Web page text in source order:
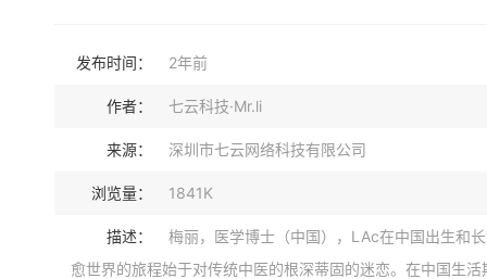
发布时间： 2年前
作者： 七云科技·Mr.li
来源： 深圳市七云网络科技有限公司
浏览量： 1841K
描述：
梅丽，医学博士（中国），LAc在中国出生和
愈世界的旅程始于对传统中医的根深蒂固的迷恋。在中国生活